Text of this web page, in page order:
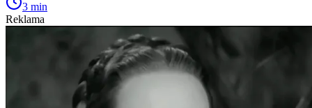
3 min
Reklama